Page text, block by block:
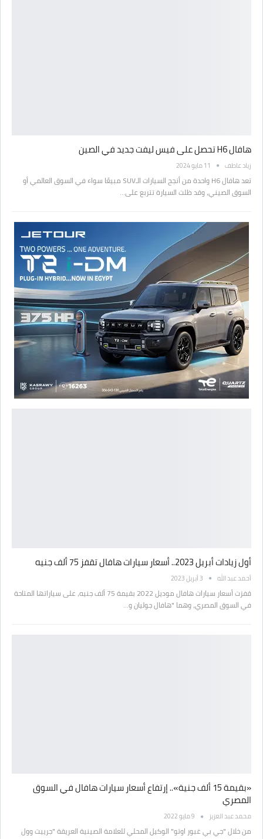
هافال H6 تحصل على فيس ليفت جديد في الصين
زياد عاطف 11 مايو 2024
تعد هافال H6 واحدة من أنجح السيارات الـSUV مبيعًا سواء في السوق العالمي أو
السوق الصيني، وقد ظلت السيارة تتربع على…
أول زيادات أبريل 2023.. أسعار سيارات هافال تقفز 75 ألف جنيه
أحمد عبد الله 3 أبريل 2023
قفزت أسعار سيارات هافال موديل 2022 بقيمة 75 ألف جنيه، على سياراتها المتاحة
في السوق المصري، وهما "هافال جوليان و…
«بقيمة 15 ألف جنية».. إرتفاع أسعار سيارات هافال في السوق
المصري
محمد عبد العزيز 9 مايو 2022
من خلال "جي بي غبور اوتو" الوكيل المحلي للعلامة الصينية العريقة "جرييت وول